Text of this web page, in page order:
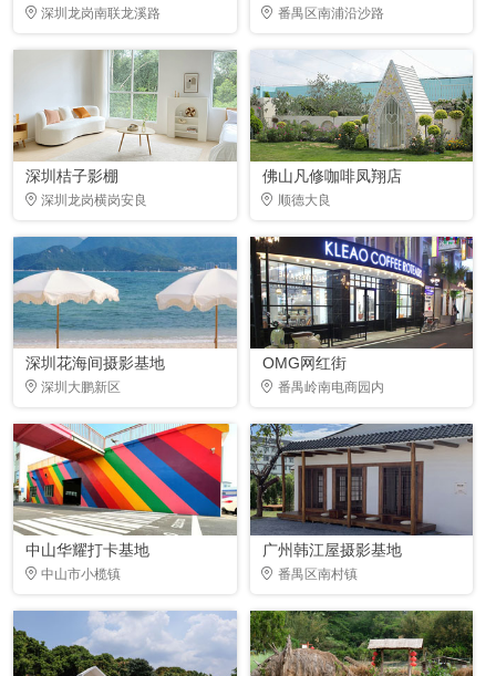
深圳龙岗南联龙溪路 番禺区南浦沿沙路
深圳桔子影棚
深圳龙岗横岗安良
佛山凡修咖啡凤翔店
顺德大良
深圳花海间摄影基地
深圳大鹏新区
OMG网红街
番禺岭南电商园内
中山华耀打卡基地
中山市小榄镇
广州韩江屋摄影基地
番禺区南村镇